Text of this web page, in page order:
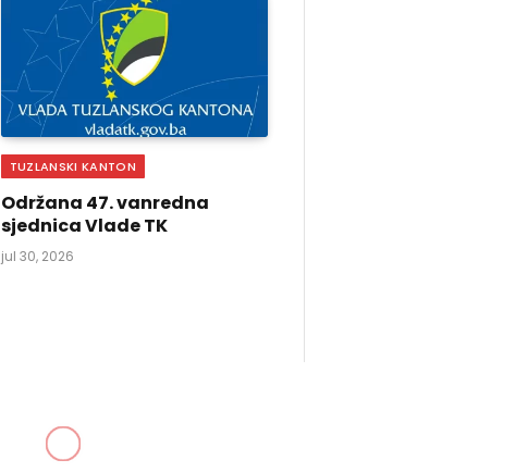
TUZLANSKI KANTON
Održana 47. vanredna
sjednica Vlade TK
jul 30, 2026